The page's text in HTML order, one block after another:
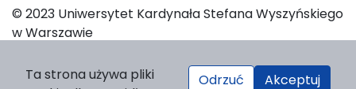
© 2023 Uniwersytet Kardynała Stefana Wyszyńskiego
w Warszawie
Platform & Workflow by OJS/PKP
Ta strona używa pliki
Odrzuć Akceptuj